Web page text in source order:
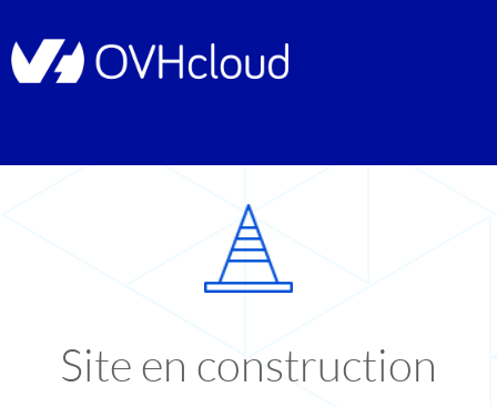
Site en construction